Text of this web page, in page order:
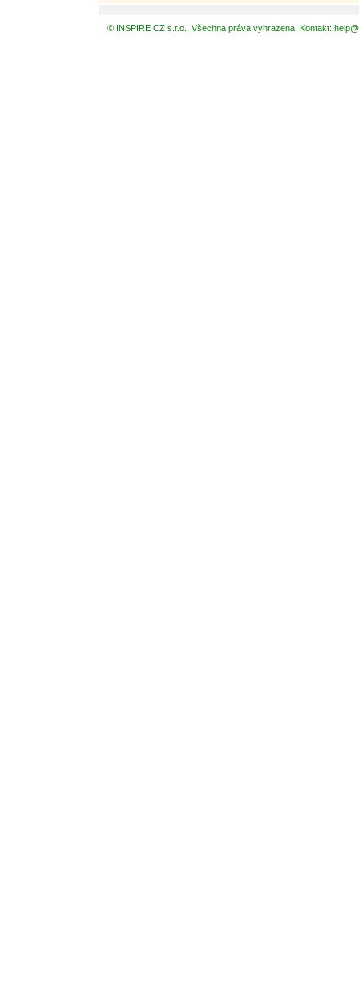
© INSPIRE CZ s.r.o., Všechna práva vyhrazena. Kontakt: